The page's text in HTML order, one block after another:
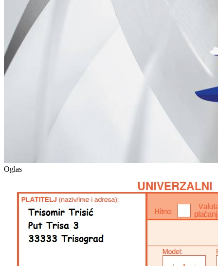
Oglas